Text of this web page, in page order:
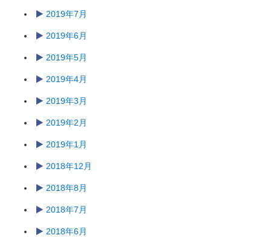
2019年7月
2019年6月
2019年5月
2019年4月
2019年3月
2019年2月
2019年1月
2018年12月
2018年8月
2018年7月
2018年6月